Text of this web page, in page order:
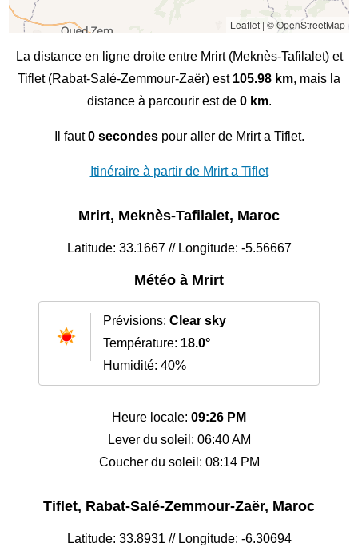
Leaflet| © OpenStreetMap
La distance en ligne droite entre Mrirt (Meknès-Tafilalet) et
Tiflet (Rabat-Salé-Zemmour-Zaër) est 105.98 km, mais la
distance à parcourir est de 0 km.
Il faut0 secondespour aller de Mrirt a Tiflet.
Itinéraire à partir de Mrirt a Tiflet
Mrirt, Meknès-Tafilalet, Maroc
Latitude: 33.1667 // Longitude: -5.56667
Météo à Mrirt
Prévisions: Clear sky
Température: 18.0°
Humidité: 40%
Heure locale: 09:26 PM
Lever du soleil: 06:40 AM
Coucher du soleil: 08:14 PM
Tiflet, Rabat-Salé-Zemmour-Zaër, Maroc
Latitude: 33.8931 // Longitude: -6.30694